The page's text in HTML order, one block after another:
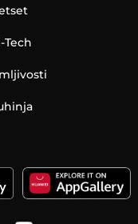
Tech